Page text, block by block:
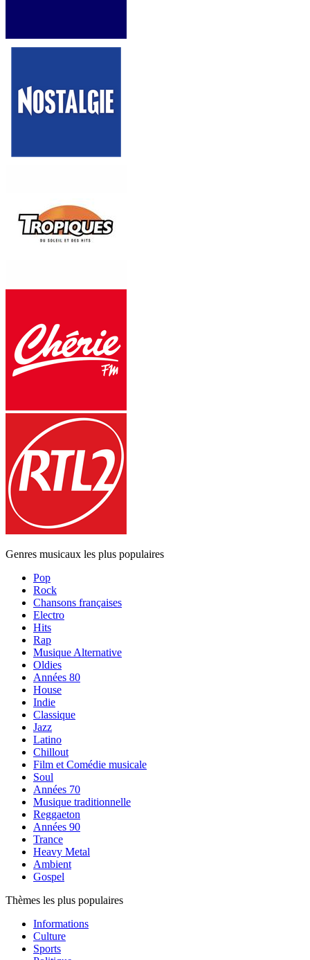
Genres musicaux les plus populaires
Pop
Rock
Chansons françaises
Electro
Hits
Rap
Musique Alternative
Oldies
Années 80
House
Indie
Classique
Jazz
Latino
Chillout
Film et Comédie musicale
Soul
Années 70
Musique traditionnelle
Reggaeton
Années 90
Trance
Heavy Metal
Ambient
Gospel
Thèmes les plus populaires
Informations
Culture
Sports